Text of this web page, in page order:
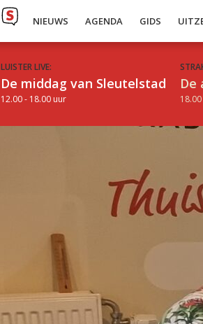
NIEUWS AGENDA GIDS
LUISTER LIVE:
De middag van Sleutelstad
12.00 - 18.00 uur
De